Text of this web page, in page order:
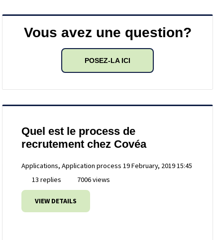
Vous avez une question?
POSEZ-LA ICI
Quel est le process de
recrutement chez Covéa
Applications, Application process 19 February, 2019 15:45
13 replies
7006 views
VIEW DETAILS